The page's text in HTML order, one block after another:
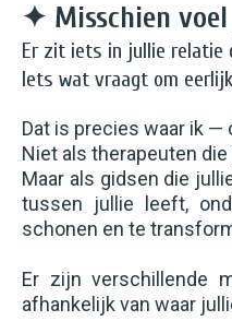
✦ Misschien
Er zit iets in jullie relatie
Iets wat vraagt om
Dat is precies waar ik
Niet als therapeuten
Maar als gidsen die
tussen jullie leeft,
schonen en te
Er zijn verschillende
afhankelijk van waar